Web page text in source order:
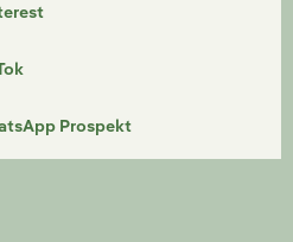
Prospekt